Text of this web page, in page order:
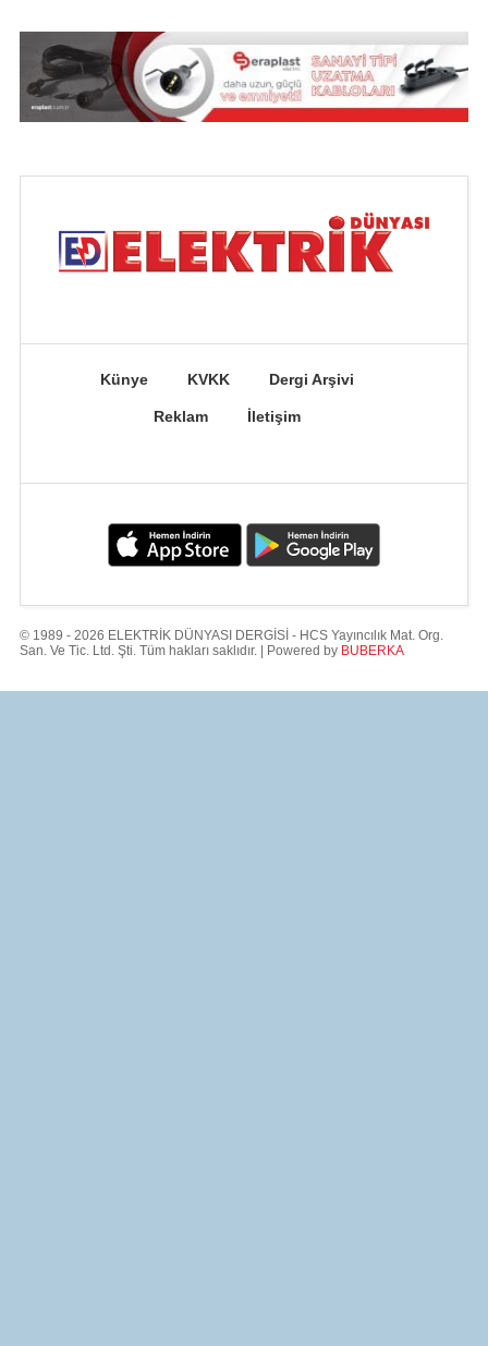
Künye KVKK Dergi Arşivi
Reklam İletişim
© 1989 - 2026 ELEKTRİK DÜNYASI DERGİSİ - HCS Yayıncılık Mat. Org.
San. Ve Tic. Ltd. Şti. Tüm hakları saklıdır. | Powered by BUBERKA